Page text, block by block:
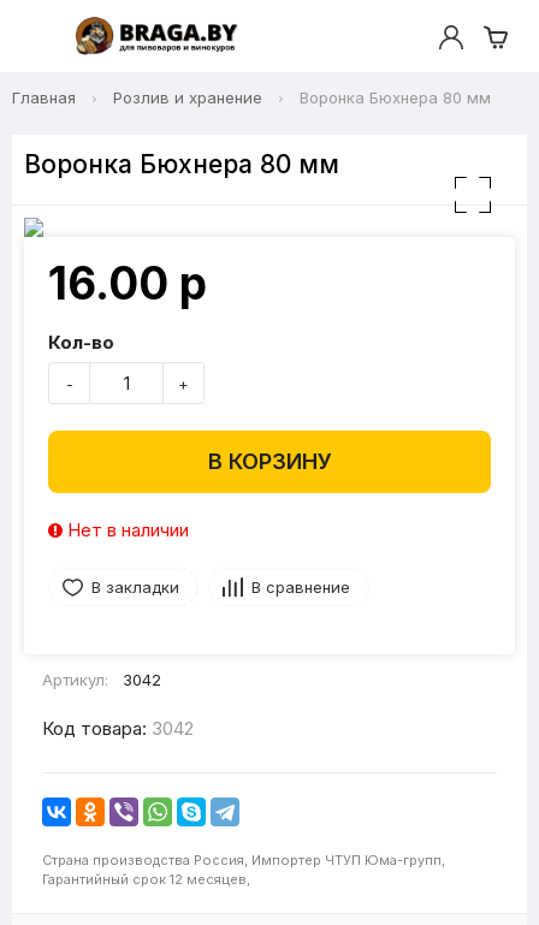
Главная Розлив и хранение Воронка Бюхнера 80 мм
Воронка Бюхнера 80 мм
16.00 р
Кол-во
- +
В КОРЗИНУ
Нет в наличии
В закладки В сравнение
Артикул: 3042
Код товара: 3042
Страна производства Россия, Импортер ЧТУП Юма-групп,
Гарантийный срок 12 месяцев,